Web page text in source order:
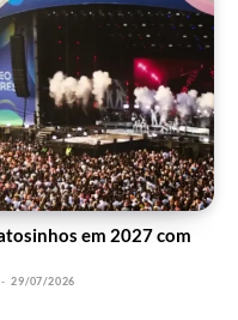
em 2027 com
- 29/07/2026